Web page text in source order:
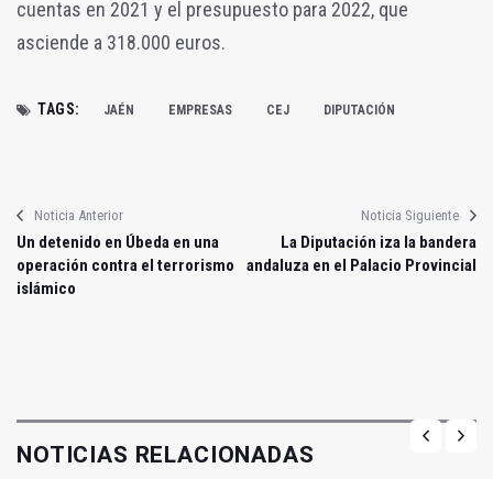
cuentas en 2021 y el presupuesto para 2022, que
asciende a 318.000 euros.
TAGS: JAÉN EMPRESAS CEJ DIPUTACIÓN
Noticia Anterior
Un detenido en Úbeda en una
operación contra el terrorismo
islámico
Noticia Siguiente
La Diputación iza la bandera
andaluza en el Palacio Provincial
NOTICIAS RELACIONADAS